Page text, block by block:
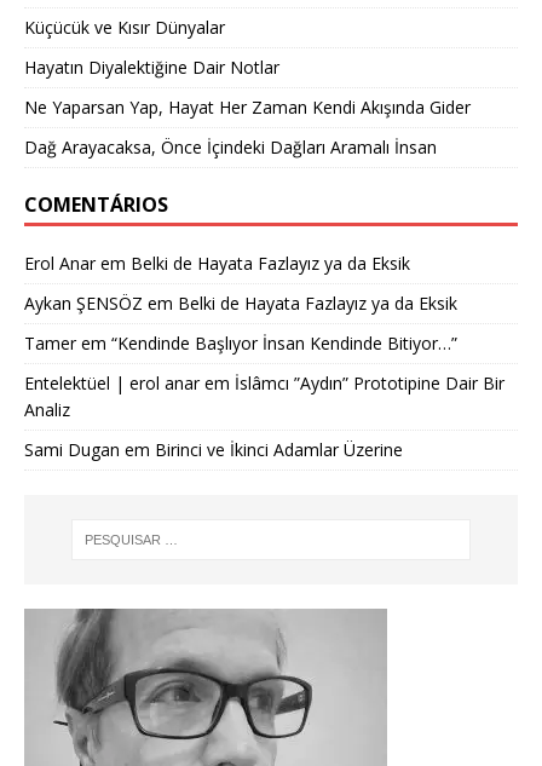
Küçücük ve Kısır Dünyalar
Hayatın Diyalektiğine Dair Notlar
Ne Yaparsan Yap, Hayat Her Zaman Kendi Akışında Gider
Dağ Arayacaksa, Önce İçindeki Dağları Aramalı İnsan
COMENTÁRIOS
Erol Anarem Belki de Hayata Fazlayız ya da Eksik
Aykan ŞENSÖZ em Belki de Hayata Fazlayız ya da Eksik
Tamerem “Kendinde Başlıyor İnsan Kendinde Bitiyor…”
Entelektüel | erol anarem İslâmcı ”Aydın” Prototipine Dair Bir
Analiz
Sami Dugan em Birinci ve İkinci Adamlar Üzerine